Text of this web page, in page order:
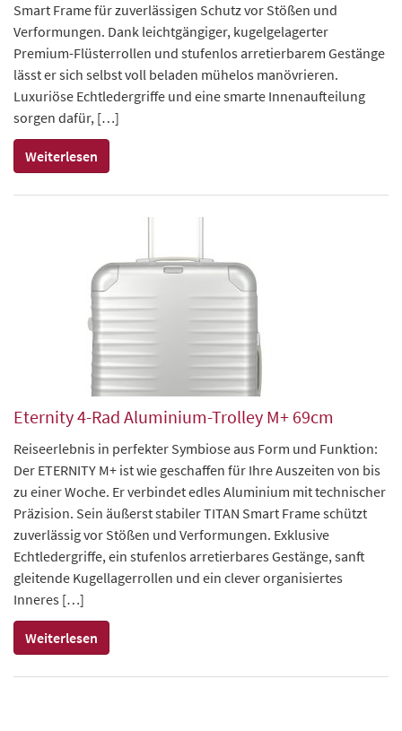
Smart Frame für zuverlässigen Schutz vor Stößen und
Verformungen. Dank leichtgängiger, kugelgelagerter
Premium-Flüsterrollen und stufenlos arretierbarem Gestänge
lässt er sich selbst voll beladen mühelos manövrieren.
Luxuriöse Echtledergriffe und eine smarte Innenaufteilung
sorgen dafür, […]
Weiterlesen
Eternity 4-Rad Aluminium-Trolley M+ 69cm
Reiseerlebnis in perfekter Symbiose aus Form und Funktion:
Der ETERNITY M+ ist wie geschaffen für Ihre Auszeiten von bis
zu einer Woche. Er verbindet edles Aluminium mit technischer
Präzision. Sein äußerst stabiler TITAN Smart Frame schützt
zuverlässig vor Stößen und Verformungen. Exklusive
Echtledergriffe, ein stufenlos arretierbares Gestänge, sanft
gleitende Kugellagerrollen und ein clever organisiertes
Inneres […]
Weiterlesen